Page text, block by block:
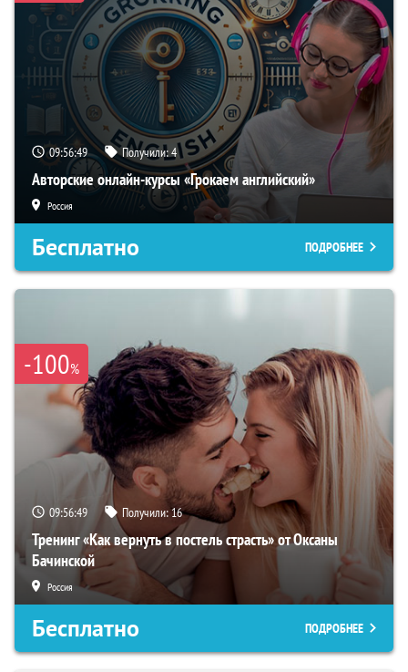
09:56:49 Получили:4
Авторские онлайн-курсы «Грокаем английский»
Россия
Бесплатно ПОДРОБНЕЕ
-100%
09:56:49 Получили:16
Тренинг «Как вернуть в постель страсть» от Оксаны
Бачинской
Россия
Бесплатно ПОДРОБНЕЕ